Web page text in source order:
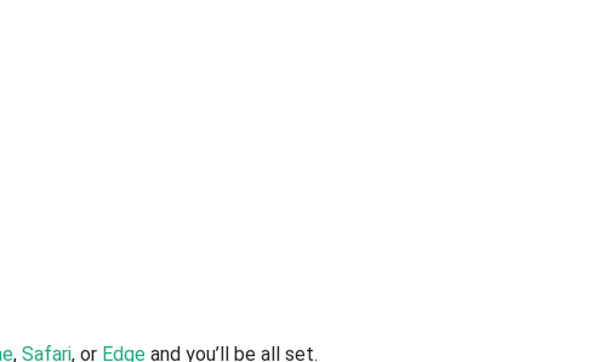
, Safari, or Edge and you’ll be all set.